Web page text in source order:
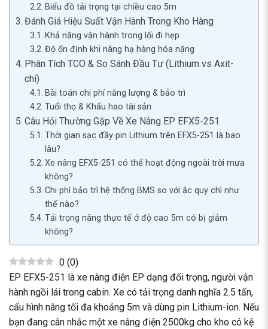
Biểu đồ tải trọng tại chiều cao 5m
Đánh Giá Hiệu Suất Vận Hành Trong Kho Hàng
Khả năng vận hành trong lối đi hẹp
Độ ổn định khi nâng hạ hàng hóa nặng
Phân Tích TCO & So Sánh Đầu Tư (Lithium vs Axit-
chì)
Bài toán chi phí năng lượng & bảo trì
Tuổi thọ & Khấu hao tài sản
Câu Hỏi Thường Gặp Về Xe Nâng EP EFX5-251
Thời gian sạc đầy pin Lithium trên EFX5-251 là bao
lâu?
Xe nâng EFX5-251 có thể hoạt động ngoài trời mưa
không?
Chi phí bảo trì hệ thống BMS so với ắc quy chì như
thế nào?
Tải trọng nâng thực tế ở độ cao 5m có bị giảm
không?
0 (0)
EP EFX5-251 là xe nâng điện EP dạng đối trọng, người vận
hành ngồi lái trong cabin. Xe có tải trọng danh nghĩa 2.5 tấn,
cấu hình nâng tối đa khoảng 5m và dùng pin Lithium-ion. Nếu
bạn đang cân nhắc một xe nâng điện 2500kg cho kho có kệ